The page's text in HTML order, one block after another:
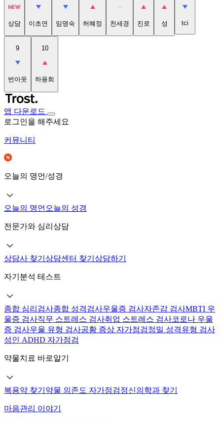
상담 이초연 임명숙 허혜정 천세경 진로 성 tci
9
번아웃
10
하용희
앱 다운로드
로그인을 해주세요
커뮤니티
오늘의 명언/성경
오늘의 명언 오늘의 성경
전문가와 심리상담
상담사 찾기 상담센터 찾기 상담하기
자기분석 테스트
종합 심리검사종합 성격검사우울증 검사자존감 검사MBTI 우
울증 검사직무 스트레스 검사취업 스트레스 검사코로나 우울
증 검사우울 유형 검사공황 증상 자가점검정밀 성격유형 검사
성인 ADHD 자가점검
약물치료 바로알기
복용약 찾기 약물 의존도 자가점검정신의학과 찾기
마음관리 이야기